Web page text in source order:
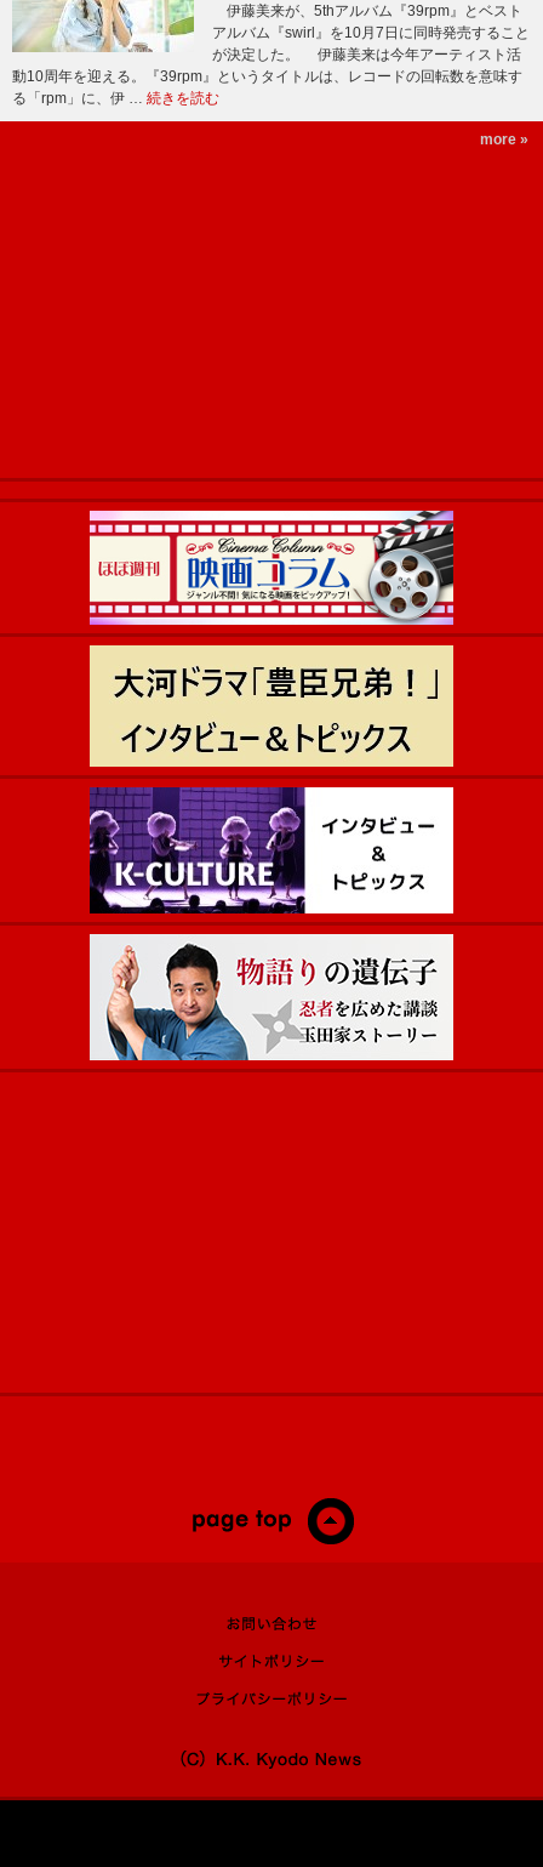
伊藤美来が、5thアルバム『39rpm』とベスト
アルバム『swirl』を10月7日に同時発売すること
が決定した。 伊藤美来は今年アーティスト活
動10周年を迎える。『39rpm』というタイトルは、レコードの回転数を意味す
る「rpm」に、伊 … 続きを読む
more »